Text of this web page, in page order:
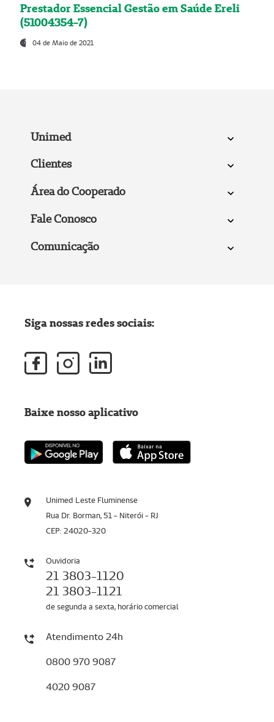
Prestador Essencial Gestão em Saúde Ereli
(51004354-7)
04 de Maio de 2021
Unimed
Clientes
Área do Cooperado
Fale Conosco
Comunicação
Unimed Leste Fluminense
Rua Dr. Borman, 51 - Niterói - RJ
CEP: 24020-320
Ouvidoria
21 3803-1120
21 3803-1121
de segunda a sexta, horário comercial
Atendimento 24h
0800 970 9087
4020 9087
Siga nossas redes sociais:
Baixe nosso aplicativo